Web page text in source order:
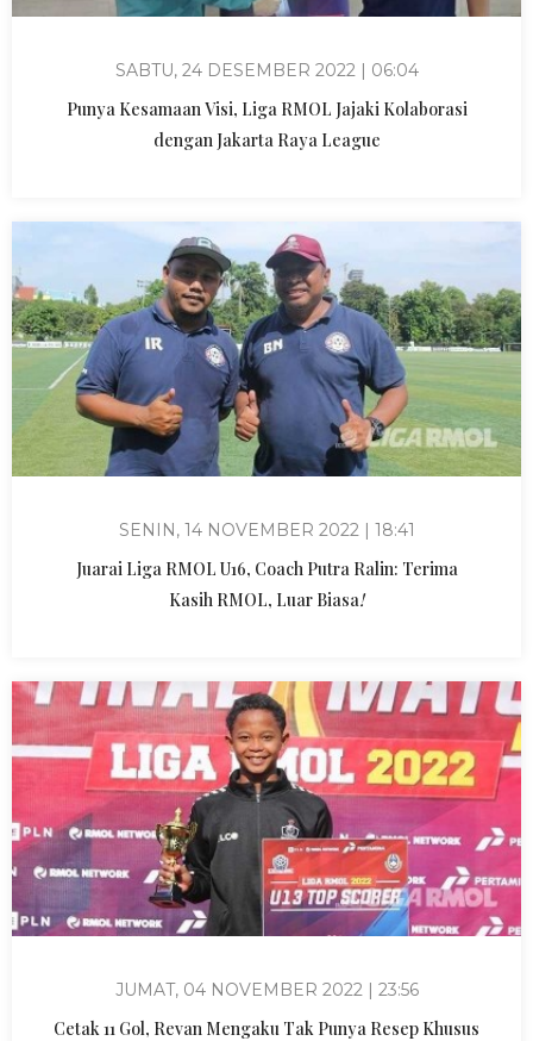
SABTU, 24 DESEMBER 2022 | 06:04
Punya Kesamaan Visi, Liga RMOL Jajaki Kolaborasi
dengan Jakarta Raya League
SENIN, 14 NOVEMBER 2022 | 18:41
Juarai Liga RMOL U16, Coach Putra Ralin: Terima
Kasih RMOL, Luar Biasa!
JUMAT, 04 NOVEMBER 2022 | 23:56
Cetak 11 Gol, Revan Mengaku Tak Punya Resep Khusus